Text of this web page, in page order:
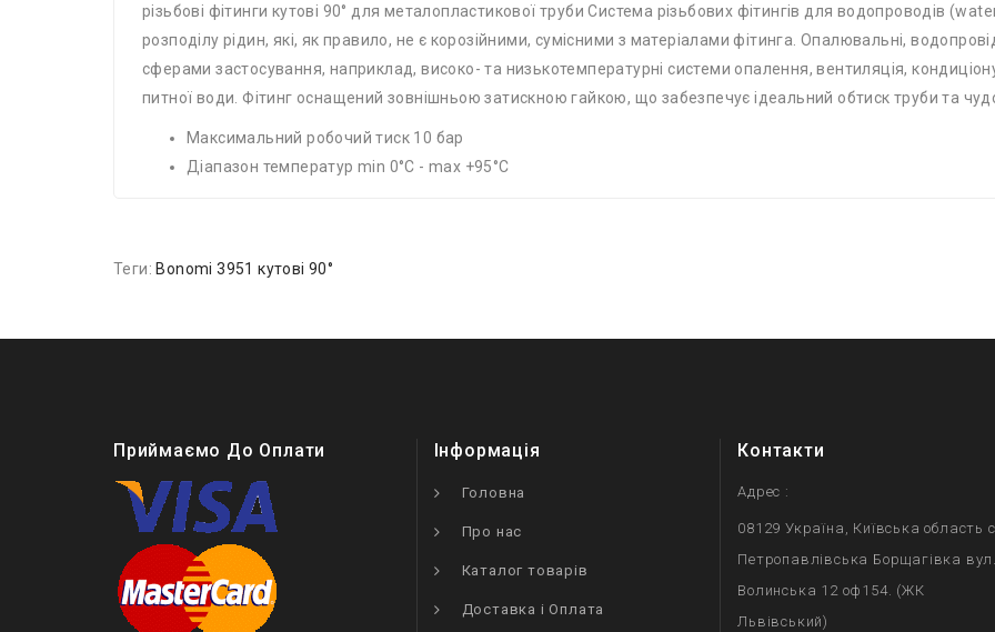
різьбові фітинги кутові 90° для металопластикової труби Система різьбових фітингів для водопроводів
розподілу рідин, які, як правило, не є корозійними, сумісними з матеріалами фітинга. Опалювальні,
сферами застосування, наприклад, високо- та низькотемпературні системи опалення, вентиляція,
питної води. Фітинг оснащений зовнішньою затискною гайкою, що забезпечує ідеальний обтиск труби та
Максимальний робочий тиск 10 бар
Діапазон температур min 0°C - max +95°C
Теги: Bonomi 3951 кутові 90°
Приймаємо До Оплати Інформація
Головна
Про нас
Каталог товарів
Доставка і Оплата
Контакти
Адрес :
08129 Україна, Київська область
Петропавлівська Борщагівка
Волинська 12 оф154. (ЖК
Львівський)